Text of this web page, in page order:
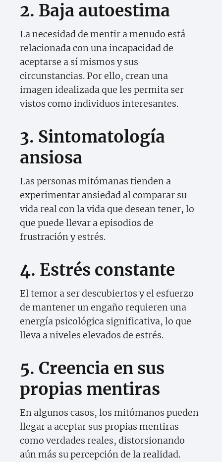
2. Baja autoestima
La necesidad de mentir a menudo está
relacionada con una incapacidad de
aceptarse a sí mismos y sus
circunstancias. Por ello, crean una
imagen idealizada que les permita ser
vistos como individuos interesantes.
3. Sintomatología
ansiosa
Las personas mitómanas tienden a
experimentar ansiedad al comparar su
vida real con la vida que desean tener, lo
que puede llevar a episodios de
frustración y estrés.
4. Estrés constante
El temor a ser descubiertos y el esfuerzo
de mantener un engaño requieren una
energía psicológica significativa, lo que
lleva a niveles elevados de estrés.
5. Creencia en sus
propias mentiras
En algunos casos, los mitómanos pueden
llegar a aceptar sus propias mentiras
como verdades reales, distorsionando
aún más su percepción de la realidad.